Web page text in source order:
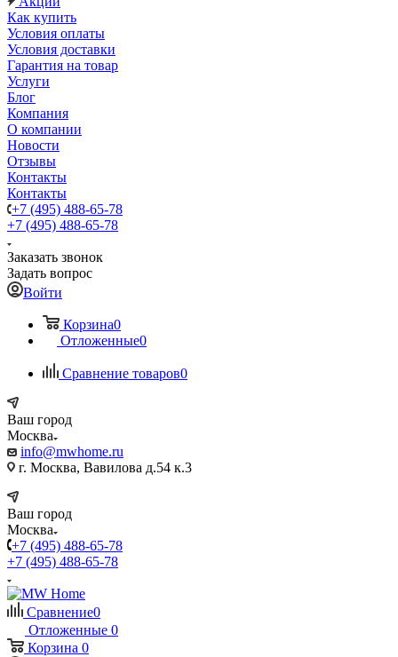
Как купить
Условия оплаты
Условия доставки
Гарантия на товар
Услуги
Блог
Компания
О компании
Новости
Отзывы
Контакты
Контакты
+7 (495) 488-65-78
+7 (495) 488-65-78
Заказать звонок
Задать вопрос
Войти
Корзина0
Отложенные0
Сравнение товаров0
Ваш город
Москва
info@mwhome.ru
г. Москва, Вавилова д.54 к.3
Ваш город
Москва
+7 (495) 488-65-78
+7 (495) 488-65-78
Сравнение0
Отложенные 0
Корзина 0